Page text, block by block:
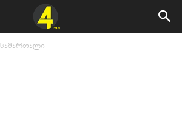
სამართალი